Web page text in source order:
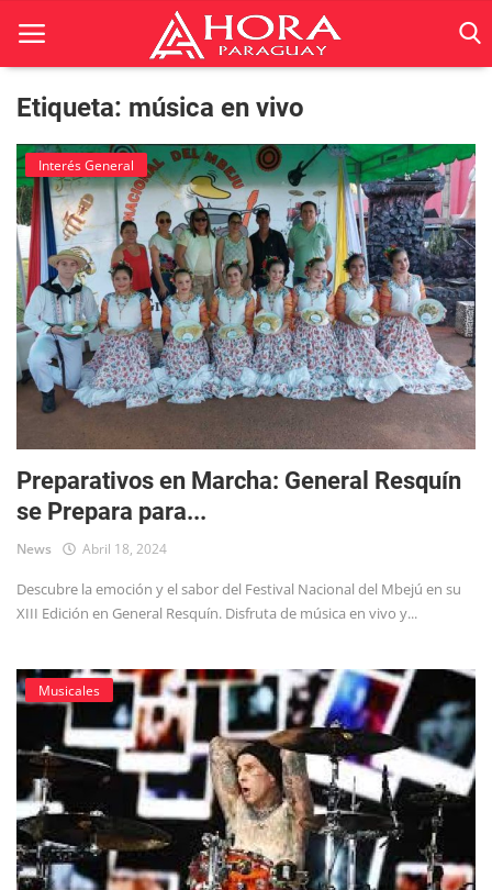
Inicio
ACTUALIDAD
BELLEZA
Ciencia
Deportes
Economía
Espetáculos
Negocios
Tecnología
Etiqueta: música en vivo
Interés General
Preparativos en Marcha: General Resquín
se Prepara para...
News Abril 18, 2024
Descubre la emoción y el sabor del Festival Nacional del Mbejú en su
XIII Edición en General Resquín. Disfruta de música en vivo y...
Musicales